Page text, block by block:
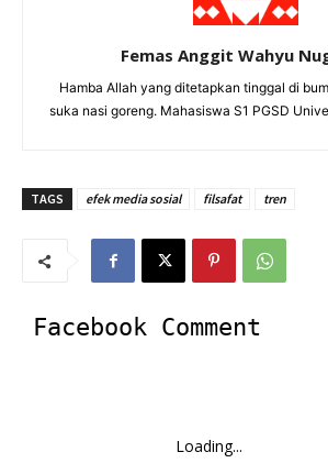
Femas Anggit Wahyu
Hamba Allah yang ditetapkan tinggal di
suka nasi goreng. Mahasiswa S1 PGSD
TAGS efek media sosial filsafat tren
Facebook Comment
Loading...